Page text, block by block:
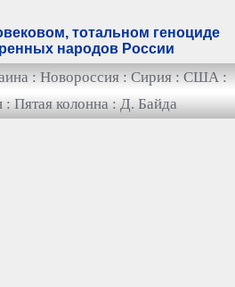
тотальном геноциде
народов России
: Новороссия : Сирия : США :
: Пятая колонна : Д. Байда